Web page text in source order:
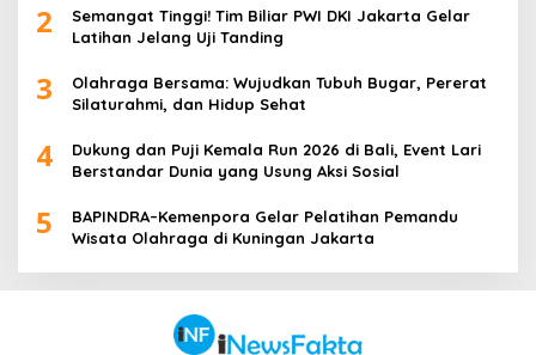
2
Semangat Tinggi! Tim Biliar PWI DKI Jakarta Gelar
Latihan Jelang Uji Tanding
3
Olahraga Bersama: Wujudkan Tubuh Bugar, Pererat
Silaturahmi, dan Hidup Sehat
4
Dukung dan Puji Kemala Run 2026 di Bali, Event Lari
Berstandar Dunia yang Usung Aksi Sosial
5
BAPINDRA–Kemenpora Gelar Pelatihan Pemandu
Wisata Olahraga di Kuningan Jakarta